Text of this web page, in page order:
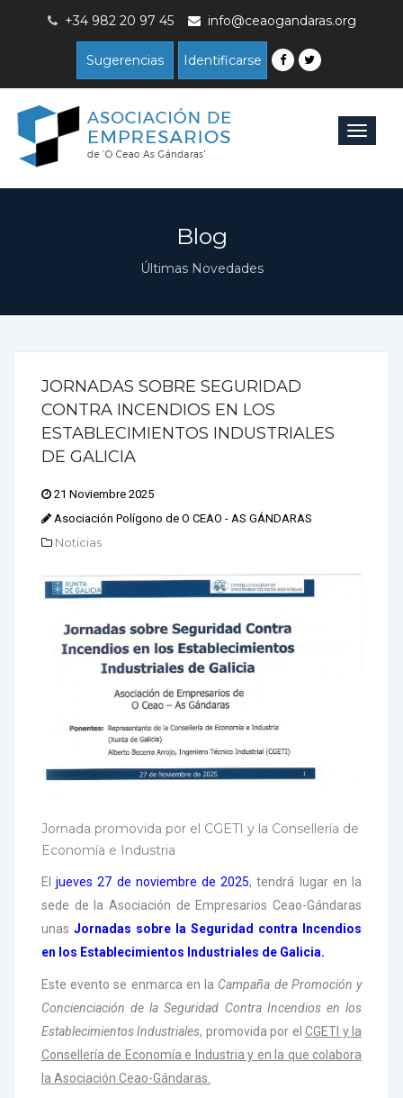
+34 982 20 97 45 info@ceaogandaras.org
Sugerencias Identificarse
Toggle
Blog
Últimas Novedades
JORNADAS SOBRE SEGURIDAD
CONTRA INCENDIOS EN LOS
ESTABLECIMIENTOS INDUSTRIALES
DE GALICIA
21 Noviembre 2025
Asociación Polígono de O CEAO - AS GÁNDARAS
Noticias
Jornada promovida por el CGETI y la Consellería de
Economía e Industria
Eljueves 27 de noviembre de 2025, tendrá lugar en la
sede de la Asociación de Empresarios Ceao-Gándaras
unas Jornadas sobre la Seguridad contra Incendios
en los Establecimientos Industriales de Galicia.
Este evento se enmarca en la Campaña de Promoción y
Concienciación de la Seguridad Contra Incendios en los
Establecimientos Industriales, promovida por elCGETI y la
Consellería de Economía e Industria y en la que colabora
la Asociación Ceao-Gándaras.